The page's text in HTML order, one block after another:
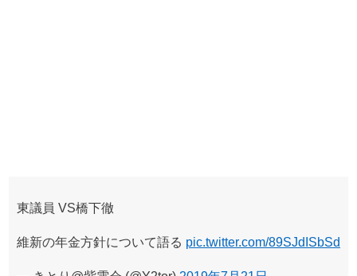
東議員 VS橋下徹
維新の年金方針について語る pic.twitter.com/89SJdISbSd